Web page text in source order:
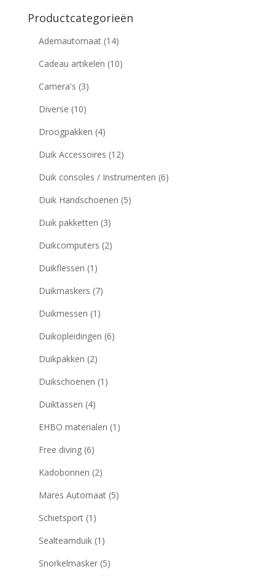
Productcategorieën
Ademautomaat (14)
Cadeau artikelen (10)
Camera's (3)
Diverse (10)
Droogpakken (4)
Duik Accessoires (12)
Duik consoles / Instrumenten (6)
Duik Handschoenen (5)
Duik pakketten (3)
Duikcomputers (2)
Duikflessen (1)
Duikmaskers (7)
Duikmessen (1)
Duikopleidingen (6)
Duikpakken (2)
Duikschoenen (1)
Duiktassen (4)
EHBO materialen (1)
Free diving (6)
Kadobonnen (2)
Mares Automaat (5)
Schietsport (1)
Sealteamduik (1)
Snorkelmasker (5)